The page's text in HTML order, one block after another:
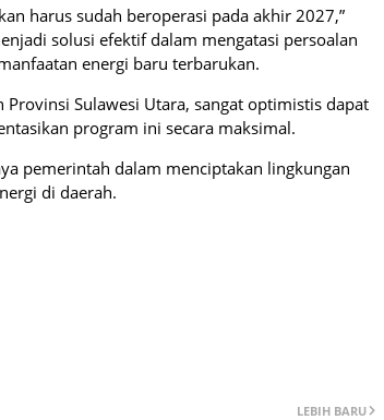
harus sudah beroperasi pada akhir 2027,”
solusi efektif dalam mengatasi persoalan
energi baru terbarukan.
Sulawesi Utara, sangat optimistis dapat
program ini secara maksimal.
pemerintah dalam menciptakan lingkungan
di daerah.
LEBIH BARU